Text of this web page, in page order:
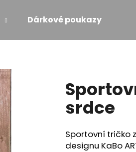
Dárkové poukazy
srdce
Sportovní tričko
designu KaBo
HLEDAT